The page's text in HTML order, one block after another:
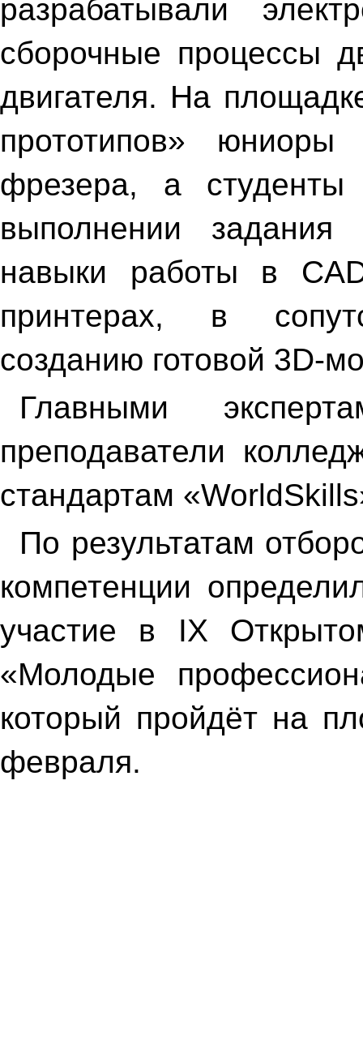
разрабатывали
сборочные процессы
двигателя. На
прототипов» юниоры
фрезера, а
выполнении задания
навыки работы в
принтерах, в
созданию готовой 3D-
Главными
преподаватели
стандартам
По результатам
компетенции
участие в IX
«Молодые
который пройдёт на
февраля.